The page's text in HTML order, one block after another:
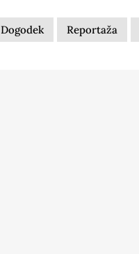
Dogodek Reportaža